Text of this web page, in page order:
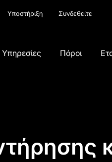
Υποστήριξη Συνδεθείτε
Υπηρεσίες Πόροι